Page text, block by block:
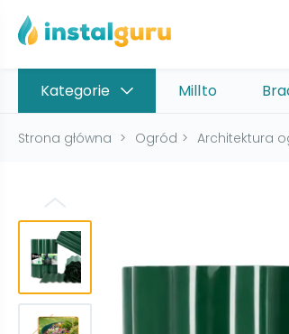
Kategorie Millto
Strona główna > Ogród > Architektura